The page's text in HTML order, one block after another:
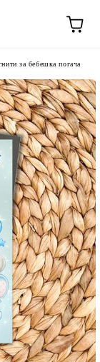
за бебешка погача